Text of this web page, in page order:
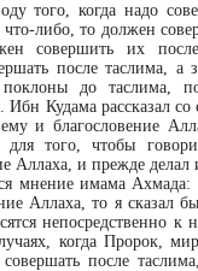
того, когда надо
либо, то должен
совершить их
после таслима, а
до таслима,
Кудама рассказал со
и благословение
того, чтобы
Аллаха, и прежде делал
мнение имама
Аллаха, то я сказал
непосредственно к
когда Пророк,
после